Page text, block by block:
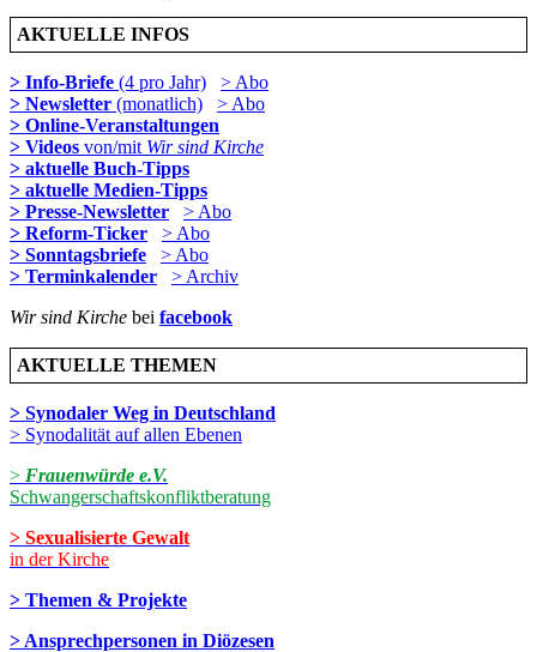
AKTUELLE INFOS
> Info-Briefe (4 pro Jahr)
> Abo
> Newsletter (monatlich)
> Abo
> Online-Veranstaltungen
> Videos von/mit Wir sind Kirche
> aktuelle Buch-Tipps
> aktuelle Medien-Tipps
> Presse-Newsletter
> Abo
> Reform-Ticker
> Abo
> Sonntagsbriefe
> Abo
> Terminkalender
> Archiv
Wir sind Kirche bei facebook
AKTUELLE THEMEN
> Synodaler Weg in Deutschland
> Synodalität auf allen Ebenen
> Frauenwürde e.V.
Schwangerschaftskonfliktberatung
> Sexualisierte Gewalt
in der Kirche
> Themen & Projekte
> Ansprechpersonen in Diözesen